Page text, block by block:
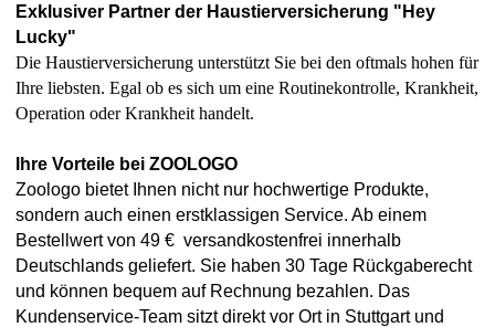
Exklusiver Partner der Haustierversicherung "Hey
Lucky"
Die Haustierversicherung unterstützt Sie bei den oftmals hohen für
Ihre liebsten. Egal ob es sich um eine Routinekontrolle, Krankheit,
Operation oder Krankheit handelt.
Ihre Vorteile bei ZOOLOGO
Zoologo bietet Ihnen nicht nur hochwertige Produkte,
sondern auch einen erstklassigen Service. Ab einem
Bestellwert von 49 € versandkostenfrei innerhalb
Deutschlands geliefert. Sie haben 30 Tage Rückgaberecht
und können bequem auf Rechnung bezahlen. Das
Kundenservice-Team sitzt direkt vor Ort in Stuttgart und